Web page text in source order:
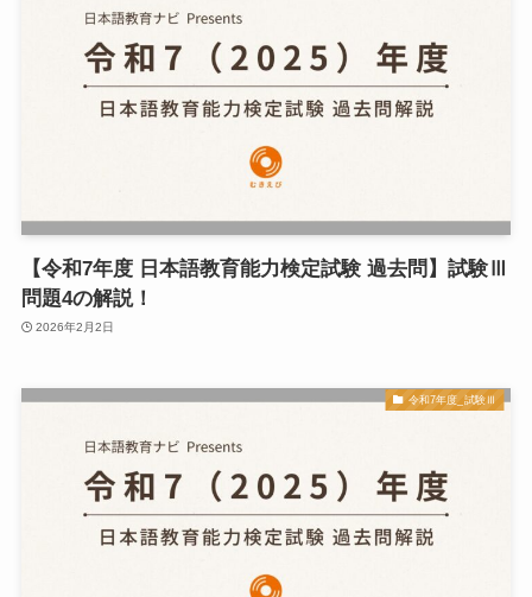
【令和7年度 日本語教育能力検定試験 過去問】試験Ⅲ
問題4の解説！
2026年2月2日
令和7年度_試験Ⅲ